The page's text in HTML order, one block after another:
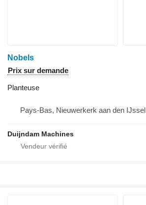
Nobels
Prix sur demande
Planteuse
Pays-Bas, Nieuwerkerk aan den IJssel
Duijndam Machines